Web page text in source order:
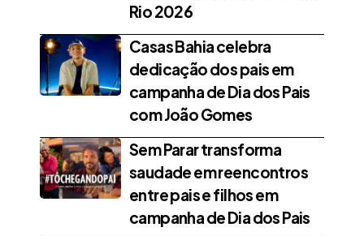
Rio 2026
Casas Bahia celebra
dedicação dos pais em
campanha de Dia dos Pais
com João Gomes
Sem Parar transforma
saudade em reencontros
entre pais e filhos em
campanha de Dia dos Pais